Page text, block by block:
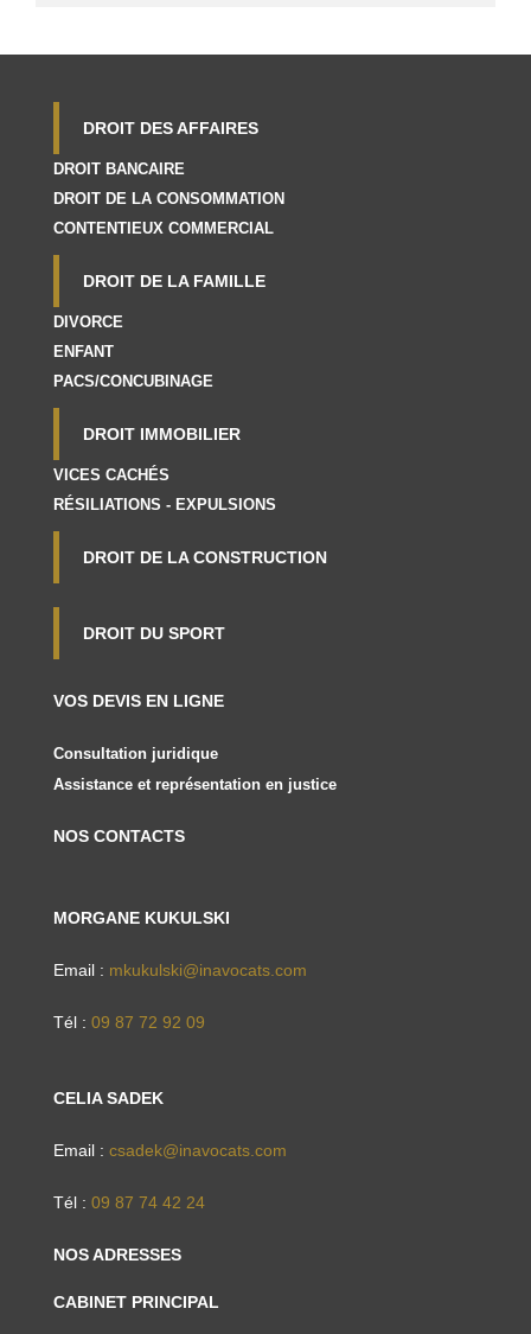
DROIT DES AFFAIRES
DROIT BANCAIRE
DROIT DE LA CONSOMMATION
CONTENTIEUX COMMERCIAL
DROIT DE LA FAMILLE
DIVORCE
ENFANT
PACS/CONCUBINAGE
DROIT IMMOBILIER
VICES CACHÉS
RÉSILIATIONS - EXPULSIONS
DROIT DE LA CONSTRUCTION
DROIT DU SPORT
VOS DEVIS EN LIGNE
Consultation juridique
Assistance et représentation en justice
NOS CONTACTS
MORGANE KUKULSKI
Email : mkukulski@inavocats.com
Tél : 09 87 72 92 09
CELIA SADEK
Email : csadek@inavocats.com
Tél : 09 87 74 42 24
NOS ADRESSES
CABINET PRINCIPAL